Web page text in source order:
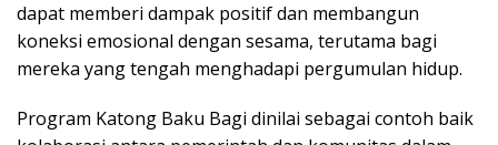
dapat memberi dampak positif dan membangun
koneksi emosional dengan sesama, terutama bagi
mereka yang tengah menghadapi pergumulan hidup.
Program Katong Baku Bagi dinilai sebagai contoh baik